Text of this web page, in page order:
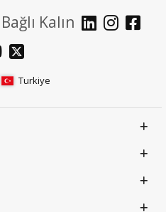
Bağlı Kalın
Turkiye